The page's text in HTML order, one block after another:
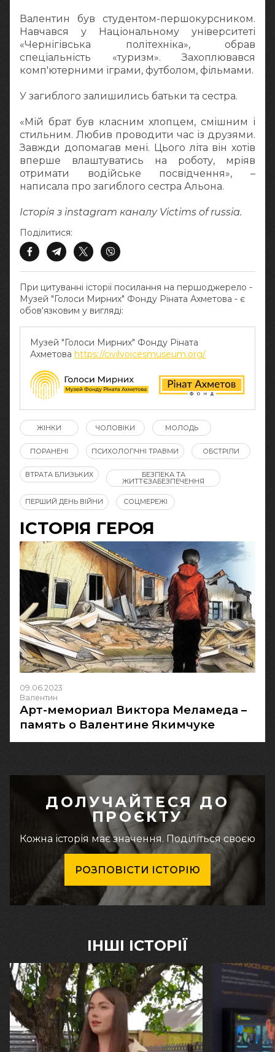
Валентин був студентом-першокурсником.
Навчався у Національному університеті
«Чернігівська політехніка», обрав
спеціальність «туризм». Захоплювався
комп'ютерними іграми, футболом, фільмами.
У загиблого залишились батьки та сестра.
«Мій брат був класним хлопцем, смішним і
стильним. Любив проводити час із друзями.
Завжди допомагав мені. Цього літа він хотів
вперше влаштуватись на роботу, мріяв
отримати водійське посвідчення», –
написала про загиблого сестра Альона.
Історія з instagram каналу Victims of russia.
При цитуванні історії посилання на першоджерело -
Музей "Голоси Мирних" Фонду Ріната Ахметова - є
обов‘язковим у вигляді:
Музей "Голоси Мирних" Фонду Ріната
Ахметова https://civilvoicesmuseum.org/
Поділитися:
ЖІНКИ ЧОЛОВІКИ МОЛОДЬ
ПОРАНЕНІ ПСИХОЛОГІЧНІ ТРАВМИ ОБСТРІЛИ
ВТРАТА БЛИЗЬКИХ БЕЗПЕКА ТА
ЖИТТЄЗАБЕЗПЕЧЕННЯ
ПЕРШИЙ ДЕНЬ ВІЙНИ СОЦМЕРЕЖІ
ІСТОРІЯ ГЕРОЯ
09.06.2023
Валентин
Арт-мемориал Виктора Меламеда –
память о Валентине Якимчуке
ДОЛУЧАЙТЕСЯ ДО
ПРОЄКТУ
Кожна історія має значення. Поділіться своєю
РОЗПОВІСТИ ІСТОРІЮ
ІНШІ ІСТОРІЇ